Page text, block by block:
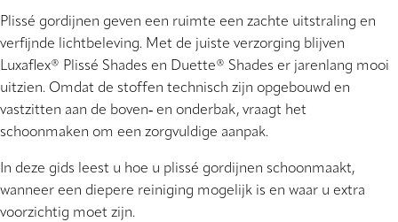
Plissé gordijnen geven een ruimte een zachte uitstraling en
verfijnde lichtbeleving. Met de juiste verzorging blijven
Luxaflex® Plissé Shades en Duette® Shades er jarenlang mooi
uitzien. Omdat de stoffen technisch zijn opgebouwd en
vastzitten aan de boven‑ en onderbak, vraagt het
schoonmaken om een zorgvuldige aanpak.
In deze gids leest u hoe u plissé gordijnen schoonmaakt,
wanneer een diepere reiniging mogelijk is en waar u extra
voorzichtig moet zijn.